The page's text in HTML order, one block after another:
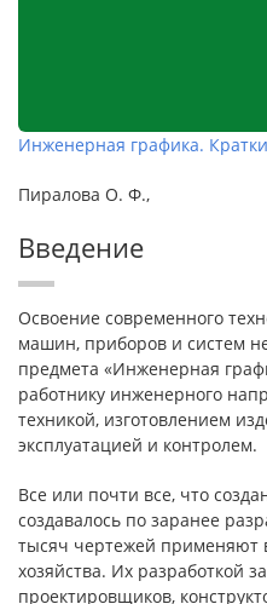
Инженерная графика.
Пиралова О. Ф.,
Введение
Освоение современного
машин, приборов и систем
предмета «Инженерная
работнику инженерного
техникой, изготовлением
эксплуатацией и контролем.
Все или почти все, что
создавалось по заранее
тысяч чертежей применяют
хозяйства. Их разработкой
проектировщиков,